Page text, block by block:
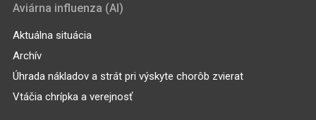
Aviárna influenza (AI)
Aktuálna situácia
Archív
Úhrada nákladov a strát pri výskyte chorôb zvierat
Vtáčia chrípka a verejnosť